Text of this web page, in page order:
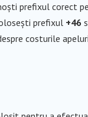
prefixul corect
prefixul +46
costurile